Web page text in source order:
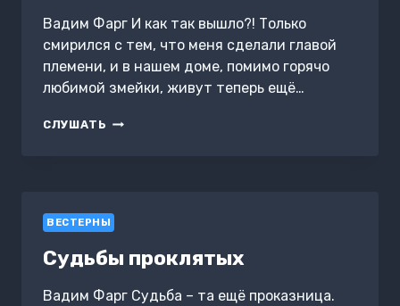
Вадим Фарг И как так вышло?! Только
смирился с тем, что меня сделали главой
племени, и в нашем доме, помимо горячо
любимой змейки, живут теперь ещё…
СЛУШАТЬ МОЯ
УЛИЦЫ.
КАК
ВЫШЛО?!
ВЕСТЕРНЫ
Судьбы проклятых
Вадим Фарг Судьба – та ещё проказница.